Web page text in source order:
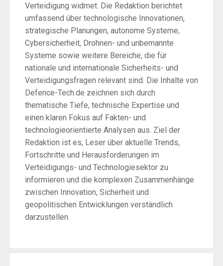
Verteidigung widmet. Die Redaktion berichtet
umfassend über technologische Innovationen,
strategische Planungen, autonome Systeme,
Cybersicherheit, Drohnen- und unbemannte
Systeme sowie weitere Bereiche, die für
nationale und internationale Sicherheits- und
Verteidigungsfragen relevant sind. Die Inhalte von
Defence-Tech.de zeichnen sich durch
thematische Tiefe, technische Expertise und
einen klaren Fokus auf Fakten- und
technologieorientierte Analysen aus. Ziel der
Redaktion ist es, Leser über aktuelle Trends,
Fortschritte und Herausforderungen im
Verteidigungs- und Technologiesektor zu
informieren und die komplexen Zusammenhänge
zwischen Innovation, Sicherheit und
geopolitischen Entwicklungen verständlich
darzustellen.